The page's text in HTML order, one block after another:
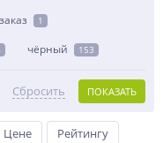
1
чёрный 153
ПОКАЗАТЬ
Сбросить
Цене
Рейтингу